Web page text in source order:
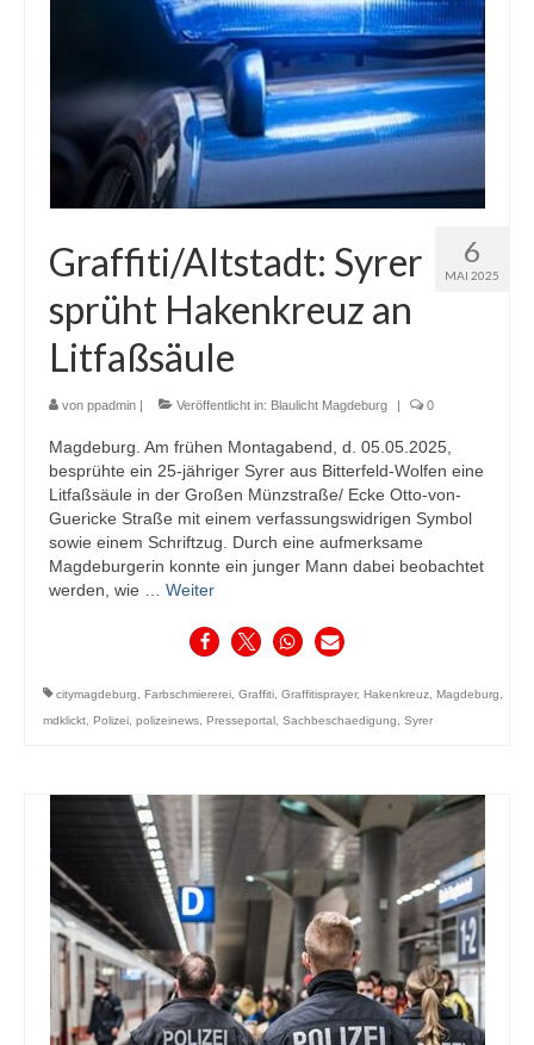
6
MAI 2025
Graffiti/Altstadt: Syrer
sprüht Hakenkreuz an
Litfaßsäule
von ppadmin Veröffentlicht in: Blaulicht Magdeburg 0
Magdeburg. Am frühen Montagabend, d. 05.05.2025,
besprühte ein 25-jähriger Syrer aus Bitterfeld-Wolfen eine
Litfaßsäule in der Großen Münzstraße/ Ecke Otto-von-
Guericke Straße mit einem verfassungswidrigen Symbol
sowie einem Schriftzug. Durch eine aufmerksame
Magdeburgerin konnte ein junger Mann dabei beobachtet
werden, wie … Weiter
citymagdeburg, Farbschmiererei, Graffiti, Graffitisprayer, Hakenkreuz, Magdeburg,
mdklickt, Polizei, polizeinews, Presseportal , Sachbeschaedigung, Syrer